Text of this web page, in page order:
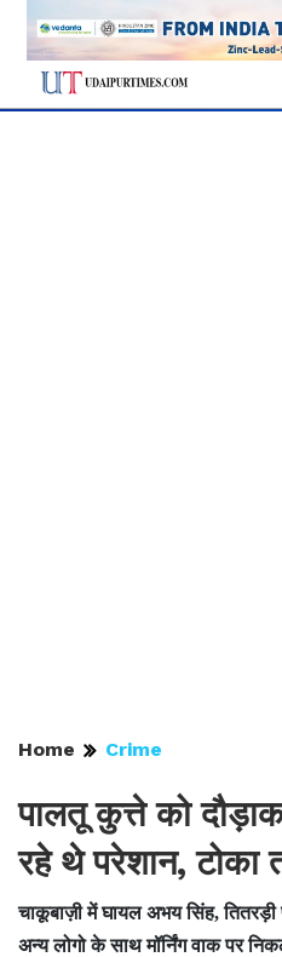
Home Crime
पालतू कुत्ते को
रहे थे परेशान, टोका
चाकूबाज़ी में घायल अभय सिंह,
अन्य लोगो के साथ मॉर्निंग वाक पर